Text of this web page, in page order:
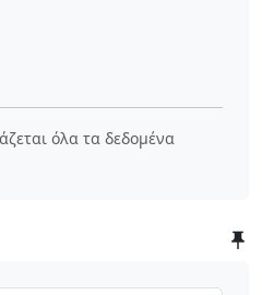
όλα τα δεδομένα